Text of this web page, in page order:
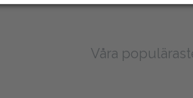
Våra